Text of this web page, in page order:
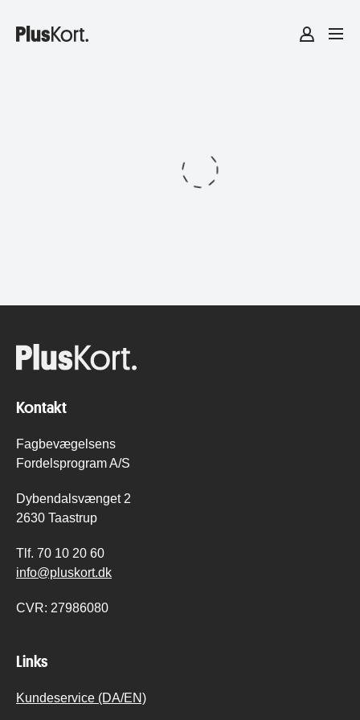
Kontakt
Fagbevægelsens
Fordelsprogram A/S
Dybendalsvænget 2
2630 Taastrup
Tlf. 70 10 20 60
info@pluskort.dk
CVR: 27986080
Links
Kundeservice (DA/EN)